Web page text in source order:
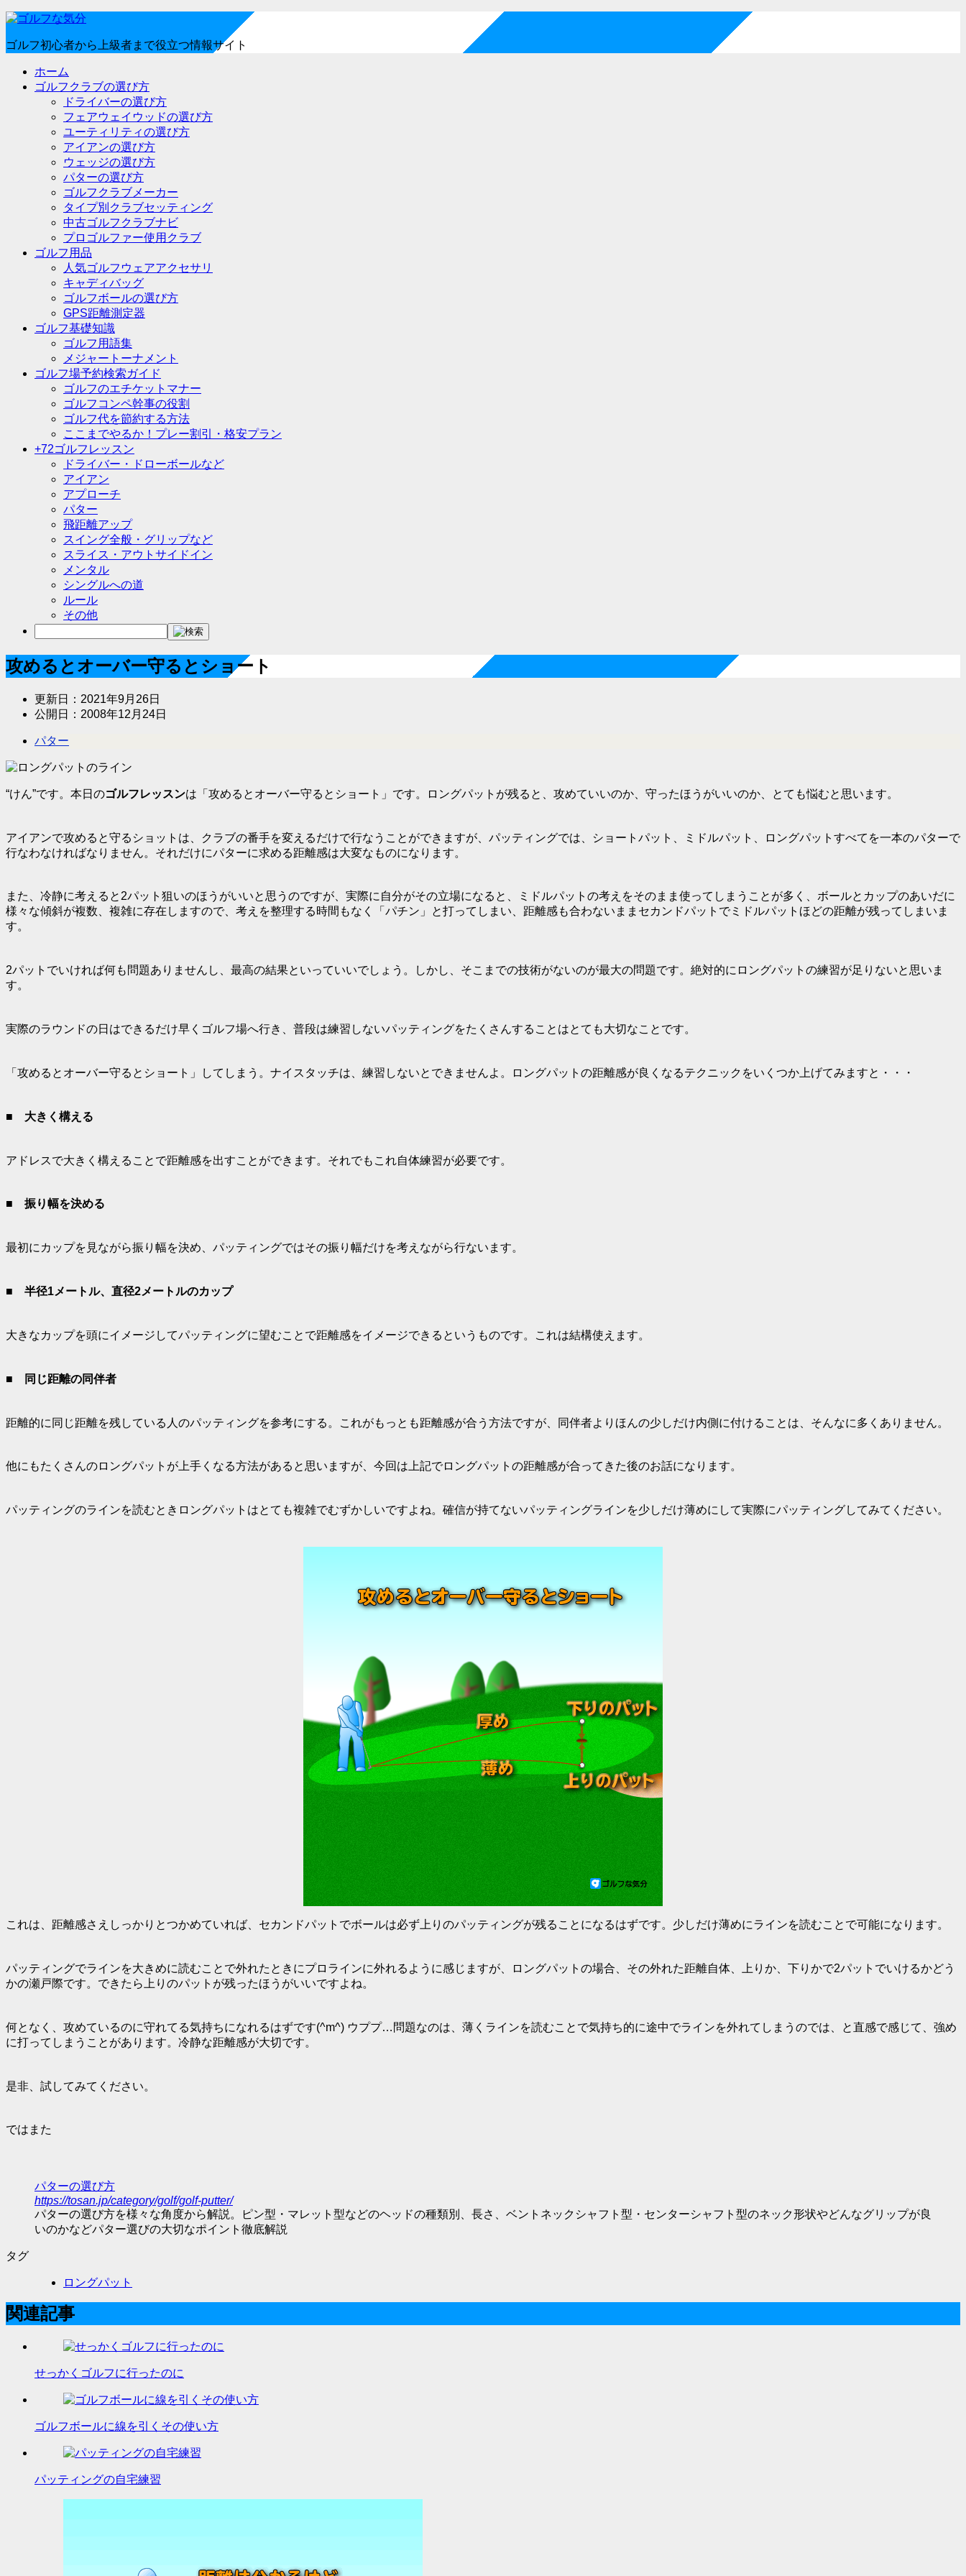
ゴルフ初心者から上級者まで役立つ情報サイト
ホーム
ゴルフクラブの選び方
ドライバーの選び方
フェアウェイウッドの選び方
ユーティリティの選び方
アイアンの選び方
ウェッジの選び方
パターの選び方
ゴルフクラブメーカー
タイプ別クラブセッティング
中古ゴルフクラブナビ
プロゴルファー使用クラブ
ゴルフ用品
人気ゴルフウェアアクセサリ
キャディバッグ
ゴルフボールの選び方
GPS距離測定器
ゴルフ基礎知識
ゴルフ用語集
メジャートーナメント
ゴルフ場予約検索ガイド
ゴルフのエチケットマナー
ゴルフコンペ幹事の役割
ゴルフ代を節約する方法
ここまでやるか！プレー割引・格安プラン
+72ゴルフレッスン
ドライバー・ドローボールなど
アイアン
アプローチ
パター
飛距離アップ
スイング全般・グリップなど
スライス・アウトサイドイン
メンタル
シングルへの道
ルール
その他
攻めるとオーバー守るとショート
更新日： 2021年9月26日
公開日： 2008年12月24日
パター
“けん”です。本日のゴルフレッスンは「 攻めるとオーバー守るとショート 」です。ロングパットが残ると、攻めていいのか、守ったほうがいいのか、とても悩むと思います。
アイアンで攻めると守るショットは、クラブの番手を変えるだけで行なうことができますが、パッティングでは、ショートパット、ミドルパット、ロングパットすべてを一本のパターで
行なわなければなりません。それだけにパターに求める距離感は大変なものになります。
また、冷静に考えると2パット狙いのほうがいいと思うのですが、実際に自分がその立場になると、ミドルパットの考えをそのまま使ってしまうことが多く、ボールとカップのあいだに
様々な傾斜が複数、複雑に存在しますので、考えを整理する時間もなく「パチン」と打ってしまい、距離感も合わないままセカンドパットでミドルパットほどの距離が残ってしまいま
す。
2パットでいければ何も問題ありませんし、最高の結果といっていいでしょう。しかし、そこまでの技術がないのが最大の問題です。絶対的にロングパットの練習が足りないと思いま
す。
実際のラウンドの日はできるだけ早くゴルフ場へ行き、普段は練習しないパッティングをたくさんすることはとても大切なことです。
「攻めるとオーバー守るとショート」してしまう。ナイスタッチは、練習しないとできませんよ。ロングパットの距離感が良くなるテクニックをいくつか上げてみますと・・・
■ 大きく構える
アドレスで大きく構えることで距離感を出すことができます。それでもこれ自体練習が必要です。
■ 振り幅を決める
最初にカップを見ながら振り幅を決め、パッティングではその振り幅だけを考えながら行ないます。
■ 半径1メートル、直径2メートルのカップ
大きなカップを頭にイメージしてパッティングに望むことで距離感をイメージできるというものです。これは結構使えます。
■ 同じ距離の同伴者
距離的に同じ距離を残している人のパッティングを参考にする。これがもっとも距離感が合う方法ですが、同伴者よりほんの少しだけ内側に付けることは、そんなに多くありません。
他にもたくさんのロングパットが上手くなる方法があると思いますが、今回は上記でロングパットの距離感が合ってきた後のお話になります。
パッティングのラインを読むときロングパットはとても複雑でむずかしいですよね。 確信が持てないパッティングラインを少しだけ薄めにして実際にパッティングしてみてください。
これは、距離感さえしっかりとつかめていれば、セカンドパットでボールは必ず上りのパッティングが残ることになるはずです。少しだけ薄めにラインを読むことで可能になります。
パッティングでラインを大きめに読むことで外れたときにプロラインに外れるように感じますが、ロングパットの場合、その外れた距離自体、上りか、下りかで2パットでいけるかどう
かの瀬戸際です。できたら上りのパットが残ったほうがいいですよね。
何となく、攻めているのに守れてる気持ちになれるはずです(^m^) ウププ…問題なのは、薄くラインを読むことで気持ち的に途中でラインを外れてしまうのでは、と直感で感じて、強め
に打ってしまうことがあります。冷静な距離感が大切です。
是非、試してみてください。
ではまた
パターの選び方
https://tosan.jp/category/golf/golf-putter/
パターの選び方を様々な角度から解説。ピン型・マレット型などのヘッドの種類別、長さ、ベントネックシャフト型・センターシャフト型のネック形状やどんなグリップが良
いのかなどパター選びの大切なポイント徹底解説
タグ
ロングパット
関連記事
せっかくゴルフに行ったのに
ゴルフボールに線を引くその使い方
パッティングの自宅練習